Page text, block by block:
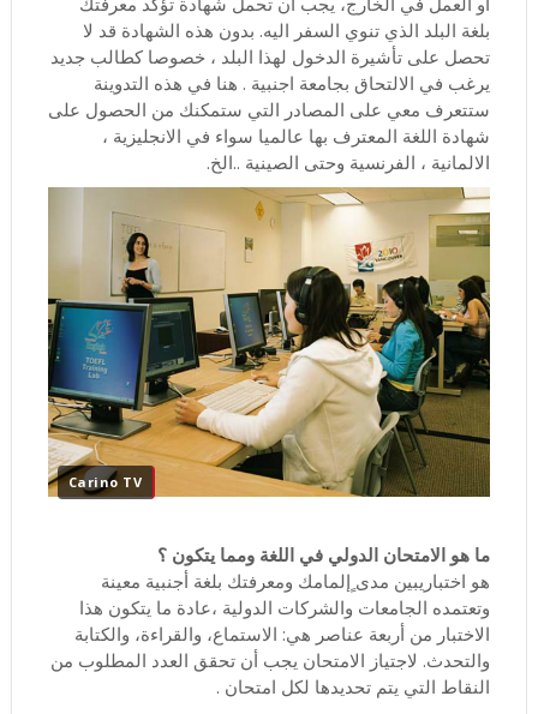
بلغة البلد الذي تنوي السفر اليه. بدون هذه الشهادة قد لا
تحصل على تأشيرة الدخول لهذا البلد ، خصوصا كطالب جديد
يرغب في الالتحاق بجامعة اجنبية . هنا في هذه التدوينة
ستتعرف معي على المصادر التي ستمكنك من الحصول على
شهادة اللغة المعترف بها عالميا سواء في الانجليزية ،
الالمانية ، الفرنسية وحتى الصينية ..الخ.
Carino TV
ما هو الامتحان الدولي في اللغة ومما يتكون ؟
هو اختباريبين مدى ٍإلمامك ومعرفتك بلغة أجنبية معينة
وتعتمده الجامعات والشركات الدولية ،عادة ما يتكون هذا
الاختبار من أربعة عناصر هي: الاستماع، والقراءة، والكتابة
والتحدث. لاجتياز الامتحان يجب أن تحقق العدد المطلوب من
النقاط التي يتم تحديدها لكل امتحان .